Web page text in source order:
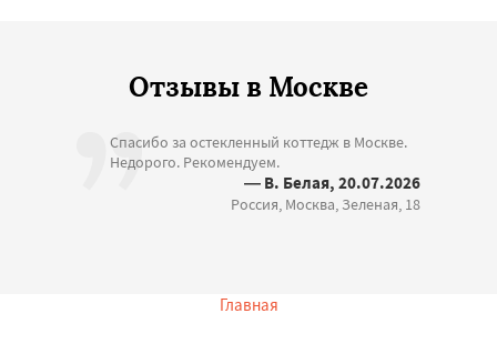
Отзывы в Москве
Спасибо за остекленный коттедж в Москве.
Недорого. Рекомендуем.
— В. Белая, 20.07.2026
Россия, Москва, Зеленая, 18
Главная